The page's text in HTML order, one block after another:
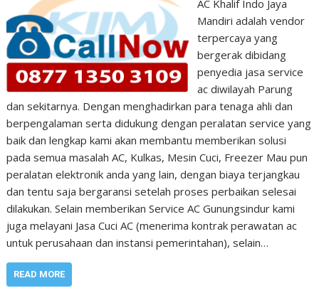
AC Khalif Indo Jaya
Mandiri adalah vendor
terpercaya yang
bergerak dibidang
penyedia jasa service
ac diwilayah Parung
dan sekitarnya. Dengan menghadirkan para tenaga ahli dan
berpengalaman serta didukung dengan peralatan service yang
baik dan lengkap kami akan membantu memberikan solusi
pada semua masalah AC, Kulkas, Mesin Cuci, Freezer Mau pun
peralatan elektronik anda yang lain, dengan biaya terjangkau
dan tentu saja bergaransi setelah proses perbaikan selesai
dilakukan. Selain memberikan Service AC Gunungsindur kami
juga melayani Jasa Cuci AC (menerima kontrak perawatan ac
untuk perusahaan dan instansi pemerintahan), selain…
READ MORE